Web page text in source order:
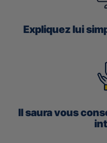
Expliquezlui
Il saura vous